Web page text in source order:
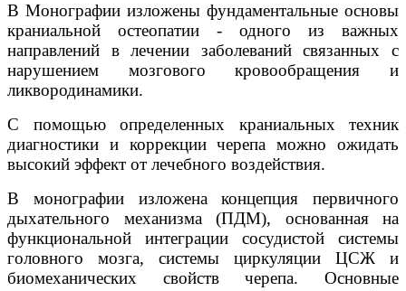
В Монографии изложены фундаментальные основы
краниальной остеопатии - одного из важных
направлений в лечении заболеваний связанных с
нарушением мозгового кровообращения и
ликвородинамики.
С помощью определенных краниальных техник
диагностики и коррекции черепа можно ожидать
высокий эффект от лечебного воздействия.
В монографии изложена концепция первичного
дыхательного механизма (ПДМ), основанная на
функциональной интеграции сосудистой системы
головного мозга, системы циркуляции ЦСЖ и
биомеханических свойств черепа. Основные